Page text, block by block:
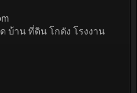
บ้าน ที่ดิน โกดัง โรงงาน